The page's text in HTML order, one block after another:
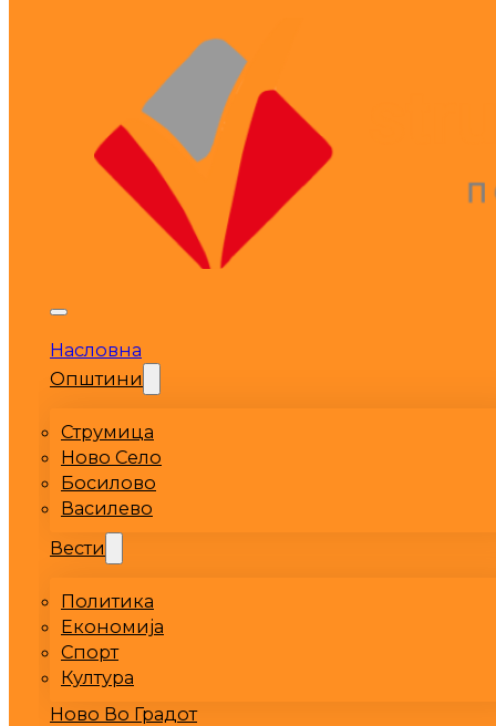
Насловна
Општини
Струмица
Ново Село
Босилово
Василево
Вести
Политика
Економија
Спорт
Култура
Ново Во Градот